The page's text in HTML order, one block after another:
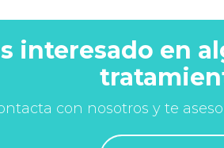
interesado en
con nosotros y te